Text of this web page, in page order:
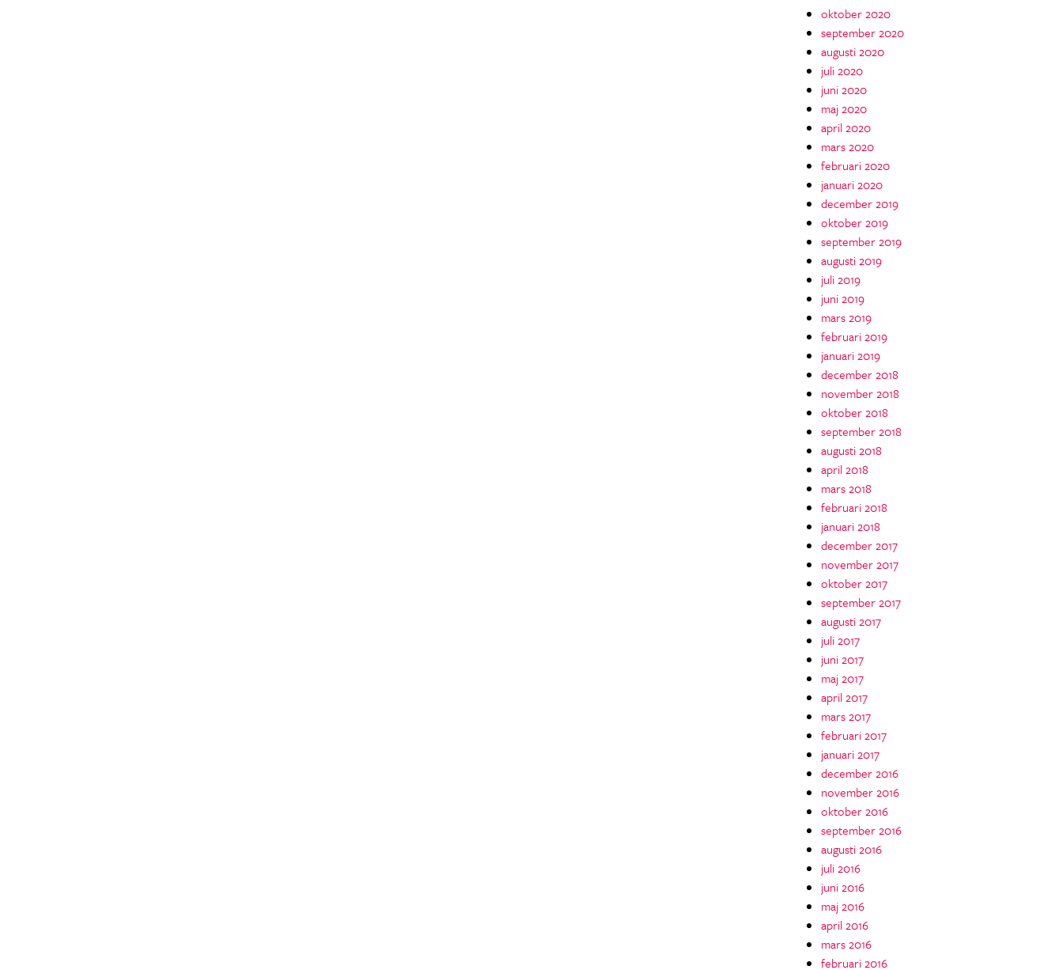
oktober 2020
september 2020
augusti 2020
juli 2020
juni 2020
maj 2020
april 2020
mars 2020
februari 2020
januari 2020
december 2019
oktober 2019
september 2019
augusti 2019
juli 2019
juni 2019
mars 2019
februari 2019
januari 2019
december 2018
november 2018
oktober 2018
september 2018
augusti 2018
april 2018
mars 2018
februari 2018
januari 2018
december 2017
november 2017
oktober 2017
september 2017
augusti 2017
juli 2017
juni 2017
maj 2017
april 2017
mars 2017
februari 2017
januari 2017
december 2016
november 2016
oktober 2016
september 2016
augusti 2016
juli 2016
juni 2016
maj 2016
april 2016
mars 2016
februari 2016